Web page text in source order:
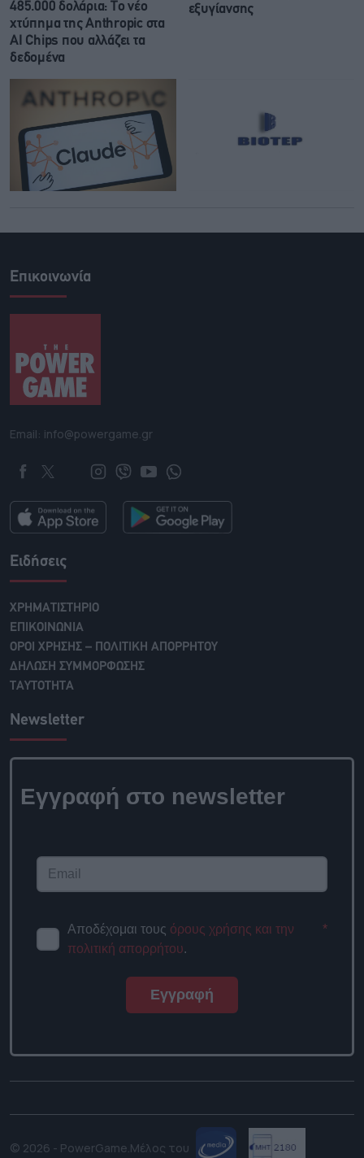
485.000 δολάρια: Το νέο
χτύπημα της Anthropic στα
AI Chips που αλλάζει τα
δεδομένα
εξυγίανσης
Επικοινωνία
Email: info@powergame.gr
Ειδήσεις
ΧΡΗΜΑΤΙΣΤΗΡΙΟ
ΕΠΙΚΟΙΝΩΝΙΑ
ΟΡΟΙ ΧΡΗΣΗΣ – ΠΟΛΙΤΙΚΗ ΑΠΟΡΡΗΤΟΥ
ΔΗΛΩΣΗ ΣΥΜΜΟΡΦΩΣΗΣ
ΤΑΥΤΟΤΗΤΑ
Newsletter
Εγγραφή στο newsletter
Αποδέχομαι τους όρους χρήσης και την
πολιτική απορρήτου.
*
Εγγραφή
© 2026 - PowerGame. Μέλος του